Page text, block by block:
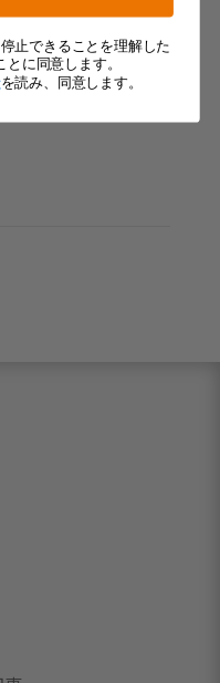
止できることを理解した
に同意します。
を読み、同意します。